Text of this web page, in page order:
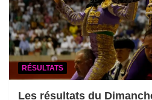
RÉSULTATS
Les résultats du